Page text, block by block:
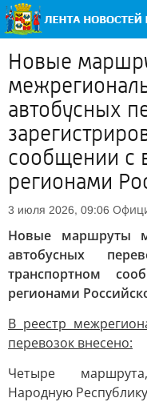
Новые
автобусных
сообщении с
регионами
3 июля 2026, 09:06
Новые маршруты
автобусных
транспортном
регионами
В реестр
перевозок внесено:
Четыре
Народную